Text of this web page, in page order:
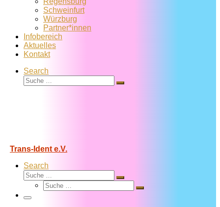
Schweinfurt
Würzburg
Partner*innen
Infobereich
Aktuelles
Kontakt
Search
Suche
Suche
Trans-Ident e.V.
Search
Suche
Suche
Suche
Suche
Menü